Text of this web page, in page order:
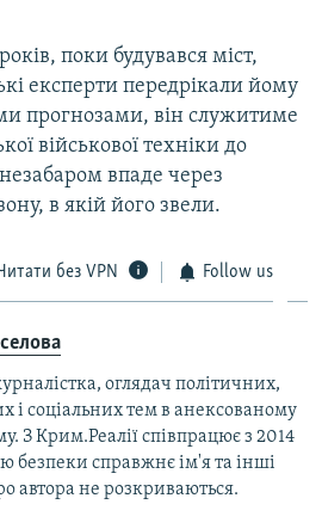
поки будувався міст,
експерти передрікали йому
прогнозами, він служитиме
військової техніки до
впаде через
в якій його звели.
без VPN Follow us
оглядач політичних,
і соціальних тем в анексованому
З Крим.Реалії співпрацює з 2014
безпеки справжнє ім'я та інші
автора не розкриваються.